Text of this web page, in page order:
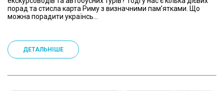
порад та стисла карта Риму з визначними пам’ятками. Що
можна порадити українсь...
ДЕТАЛЬНІШЕ